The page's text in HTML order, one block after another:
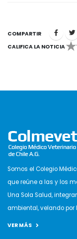
COMPARTIR
CALIFICA LA NOTICIA
1 2 3 4 5
Somos el Colegio
que reúne a las y los
Una Sola Salud,
ambiental, velando por
VER MÁS